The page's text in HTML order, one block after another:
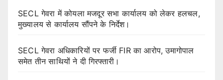
SECL गेवरा में कोयला मजदूर सभा कार्यालय को लेकर हलचल,
मुख्यालय से कार्यालय सौंपने के निर्देश।
SECL गेवरा अधिकारियों पर फर्जी FIR का आरोप, उमागोपाल
समेत तीन साथियों ने दी गिरफ्तारी।